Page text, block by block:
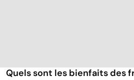
Quels sont les bienfaits des